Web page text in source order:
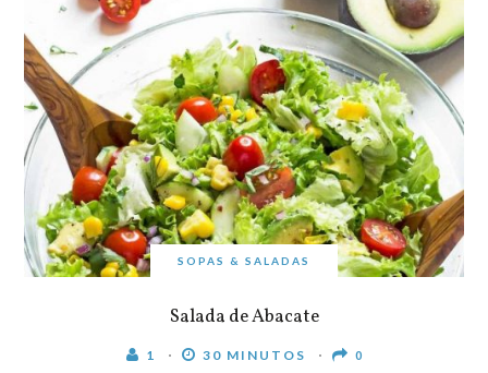
SOPAS & SALADAS
Salada de Abacate
1 30 MINUTOS 0